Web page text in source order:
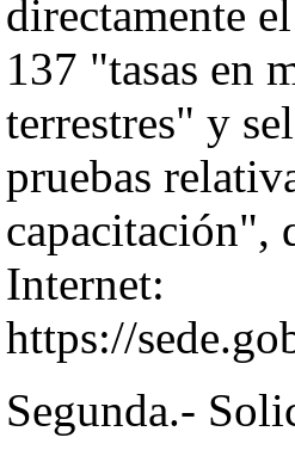
directamente
137 "tasas en
terrestres" y
pruebas
capacitación",
Internet:
https://
Segunda.-